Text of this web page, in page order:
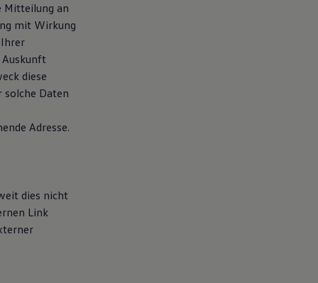
Mitteilung an
mit Wirkung
Auskunft
diese
solche Daten
Adresse.
dies nicht
Link